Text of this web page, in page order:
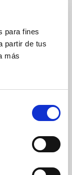
para fines
partir de tus
más